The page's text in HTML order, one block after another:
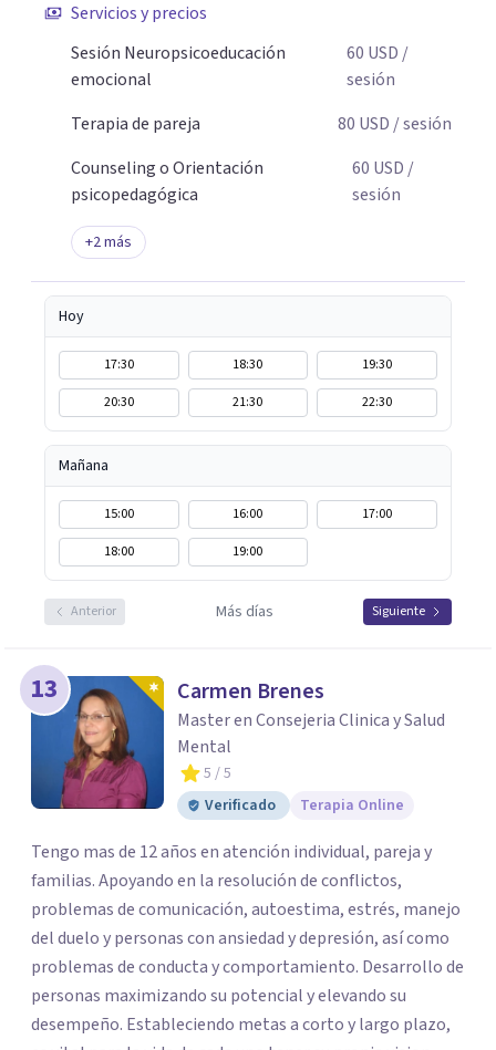
aplicables, con el propósito de impulsar un bienestar
integral.
Servicios y precios
Sesión Neuropsicoeducación
emocional
60 USD /
sesión
Terapia de pareja
80 USD / sesión
Counseling o Orientación
psicopedagógica
60 USD /
sesión
+2más
Hoy
17:30 18:30
19:30
20:30
21:30 22:30
Mañana
15:00 16:00
17:00
18:00
19:00
Anterior Más días Siguiente
13 Carmen Brenes
Master en Consejeria Clinica y Salud
Mental
5 / 5
Verificado
Terapia Online
Tengo mas de 12 años en atención individual, pareja y
familias. Apoyando en la resolución de conflictos,
problemas de comunicación, autoestima, estrés, manejo
del duelo y personas con ansiedad y depresión, así como
problemas de conducta y comportamiento. Desarrollo de
personas maximizando su potencial y elevando su
desempeño. Estableciendo metas a corto y largo plazo,